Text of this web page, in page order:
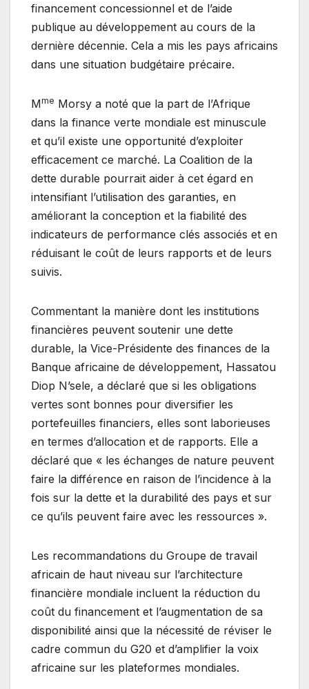
financement concessionnel et de l’aide
publique au développement au cours de la
dernière décennie. Cela a mis les pays africains
dans une situation budgétaire précaire.
Mme Morsy a noté que la part de l’Afrique
dans la finance verte mondiale est minuscule
et qu’il existe une opportunité d’exploiter
efficacement ce marché. La Coalition de la
dette durable pourrait aider à cet égard en
intensifiant l’utilisation des garanties, en
améliorant la conception et la fiabilité des
indicateurs de performance clés associés et en
réduisant le coût de leurs rapports et de leurs
suivis.
Commentant la manière dont les institutions
financières peuvent soutenir une dette
durable, la Vice-Présidente des finances de la
Banque africaine de développement, Hassatou
Diop N’sele, a déclaré que si les obligations
vertes sont bonnes pour diversifier les
portefeuilles financiers, elles sont laborieuses
en termes d’allocation et de rapports. Elle a
déclaré que « les échanges de nature peuvent
faire la différence en raison de l’incidence à la
fois sur la dette et la durabilité des pays et sur
ce qu’ils peuvent faire avec les ressources ».
Les recommandations du Groupe de travail
africain de haut niveau sur l’architecture
financière mondiale incluent la réduction du
coût du financement et l’augmentation de sa
disponibilité ainsi que la nécessité de réviser le
cadre commun du G20 et d’amplifier la voix
africaine sur les plateformes mondiales.